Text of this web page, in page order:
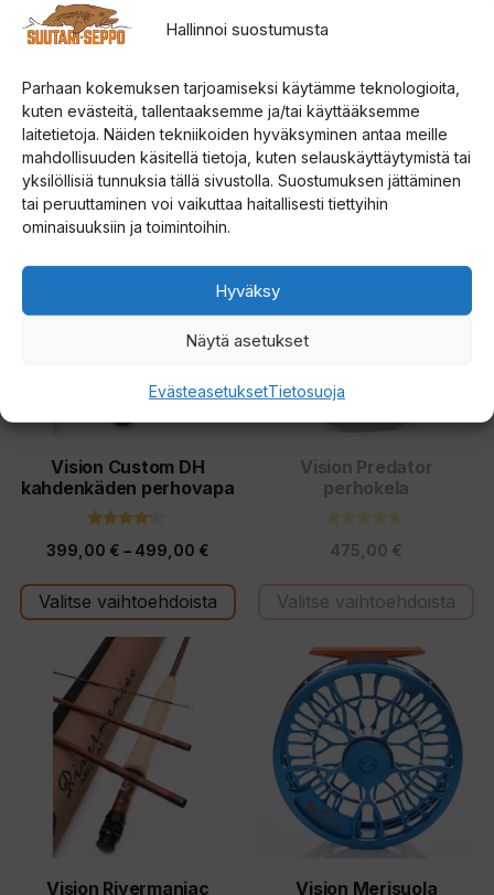
Hallinnoi suostumusta
Parhaan kokemuksen tarjoamiseksi käytämme teknologioita,
kuten evästeitä, tallentaaksemme ja/tai käyttääksemme
laitetietoja. Näiden tekniikoiden hyväksyminen antaa meille
mahdollisuuden käsitellä tietoja, kuten selauskäyttäytymistä tai
yksilöllisiä tunnuksia tällä sivustolla. Suostumuksen jättäminen
tai peruuttaminen voi vaikuttaa haitallisesti tiettyihin
ominaisuuksiin ja toimintoihin.
Hyväksy
Näytä asetukset
EvästeasetuksetTietosuoja
Tutustu myös
ALE!
Vision Custom DH
kahdenkäden perhovapa
5:stä
399,00 € – 499,00 €Hintaluokka:
-
Valitse vaihtoehdoista
Tällä
useampi
tuotteen
sivulla.
Vision Predator
perhokela
5:stä
475,00 €
Valitse vaihtoehdoista
on
useampi
muunnelma.
tehdä
tuotteen
Vision Rivermaniac
tuotteella
useampi
muunnelma.
tehdä
valinnat
tuotteen
Vision Merisuola
tuotteella
useampi
muunnelma.
Voit
tehdä
tuotteen